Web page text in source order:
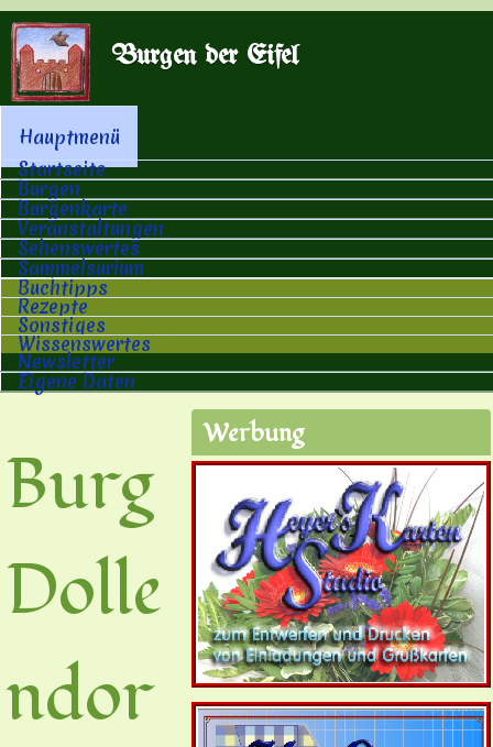
Burgen der Eifel
Hauptmenü
Hauptmenü
Startseite
Burgen
Burgenkarte
Veranstaltungen
Sehenswertes
Sammelsurium
Buchtipps
Rezepte
Sonstiges
Wissenswertes
Newsletter
Eigene Daten
Burg
Dolle
ndor
Werbung